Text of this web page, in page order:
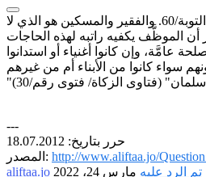
قال الله تعالى: (إِنَّمَا الصَّدَقَاتُ لِلْفُقَرَاء وَالْمَسَاكِينِ وَالْعَامِلِينَ عَلَيْهَا وَالْمُؤَلَّفَةِ قُلُوبُهُمْ وَفِي الرِّقَابِ وَالْغَارِمِينَ وَفِي سَبِيلِ اللّهِ وَابْنِ السَّبِيلِ فَرِيضَةً مِّنَ اللّهِ وَاللّهُ عَلِيمٌ حَكِيمٌ) التوبة/60. والفقير والمسكين هو الذي لا
الموظَّف يكفيه راتبه لهذه الحاجات
عامَّة، وإن كانوا أغنياء أو استدانوا
(فتاوى الزكاة/ فتوى رقم/30)
---
حرر بتاريخ: 18.07.2012
المصدر: http://www.aliftaa.jo/
aliftaa.jo
تم الرد عليه مارس 24، 2022